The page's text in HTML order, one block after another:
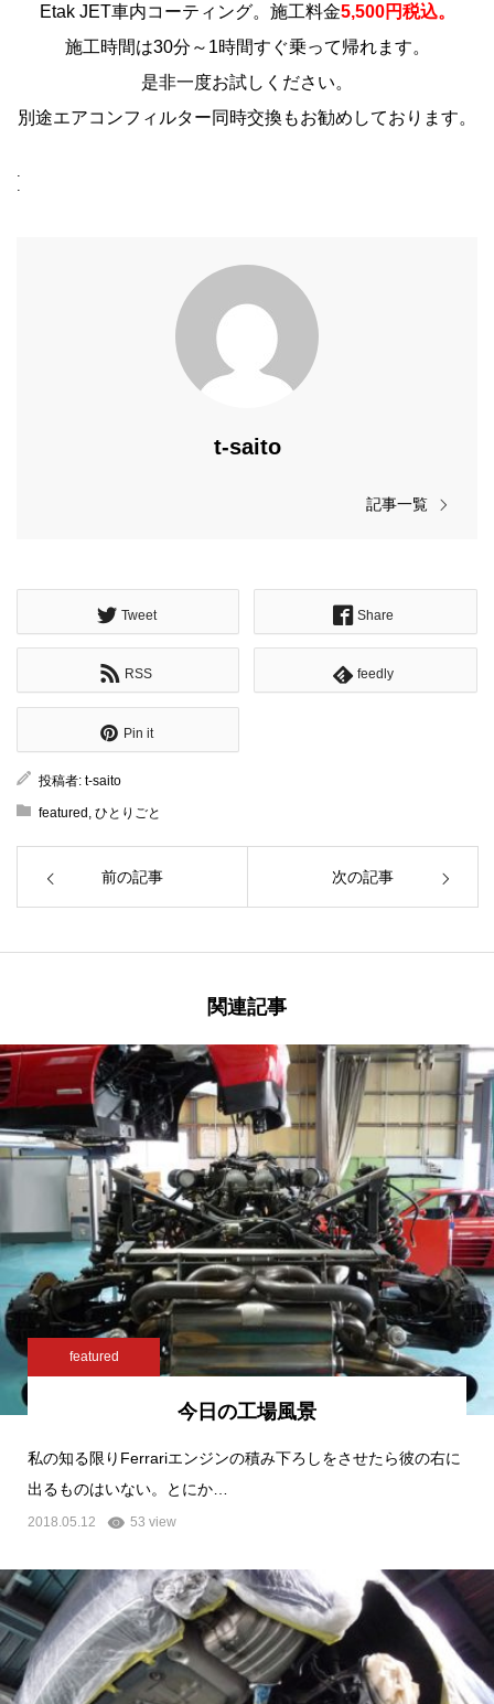
Etak JET車内コーティング。施工料金5,500円税込。
施工時間は30分～1時間すぐ乗って帰れます。
是非一度お試しください。
別途エアコンフィルター同時交換もお勧めしております。
t-saito
記事一覧
Tweet Share
RSS feedly
Pin it
投稿者: t-saito
featured ひとりごと
前の記事 次の記事
関連記事
featured
今日の工場風景
私の知る限りFerrariエンジンの積み下ろしをさせたら彼の右に
出るものはいない。とにか…
2018.05.12 53 view